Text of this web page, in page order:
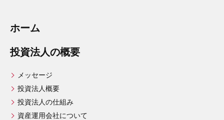
ホーム
投資法人の概要
メッセージ
投資法人概要
投資法人の仕組み
資産運用会社について